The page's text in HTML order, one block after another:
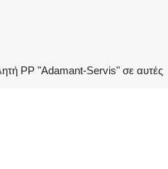
PP "Adamant-Servis" σε αυτές